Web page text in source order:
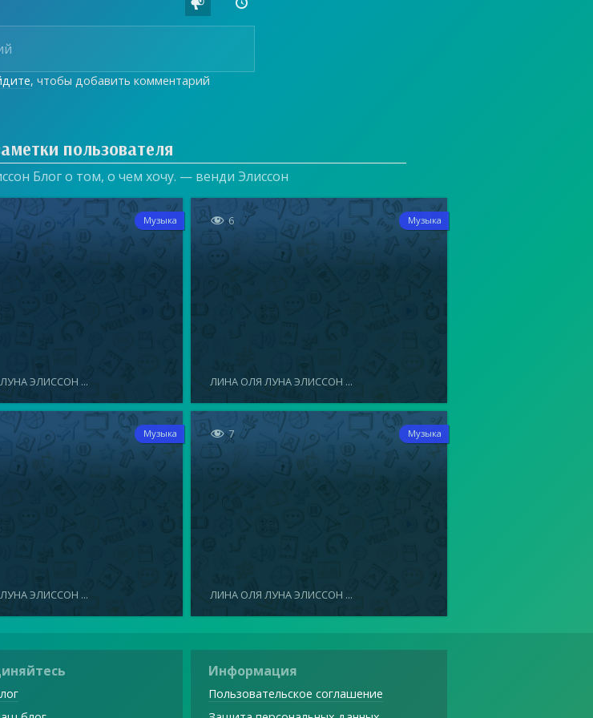
, чтобы добавить комментарий
пользователя
Блог о том, о чем хочу. — венди Элиссон
Музыка
ЭЛИССОН ...
 6 Музыка
ЛИНА ОЛЯ ЛУНА ЭЛИССОН ...
Музыка
ЭЛИССОН ...
 7 Музыка
ЛИНА ОЛЯ ЛУНА ЭЛИССОН ...
Информация
Пользовательское соглашение